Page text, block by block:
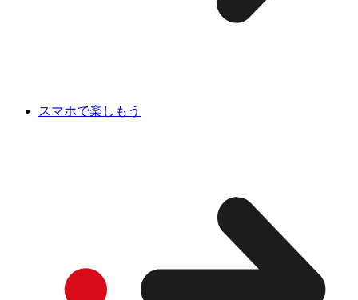
スマホで楽しもう